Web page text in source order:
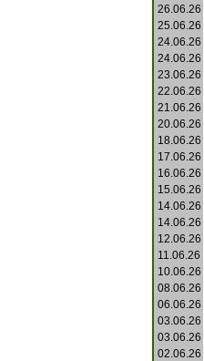
26.06.26
25.06.26
24.06.26
24.06.26
23.06.26
22.06.26
21.06.26
20.06.26
18.06.26
17.06.26
16.06.26
15.06.26
14.06.26
14.06.26
12.06.26
11.06.26
10.06.26
08.06.26
06.06.26
03.06.26
03.06.26
02.06.26